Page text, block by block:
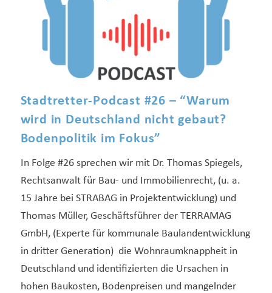
Stadtretter-Podcast #26 – “Warum
wird in Deutschland nicht gebaut?
Bodenpolitik im Fokus”
In Folge #26 sprechen wir mit Dr. Thomas Spiegels,
Rechtsanwalt für Bau- und Immobilienrecht, (u. a.
15 Jahre bei STRABAG in Projektentwicklung) und
Thomas Müller, Geschäftsführer der TERRAMAG
GmbH, (Experte für kommunale Baulandentwicklung
in dritter Generation) die Wohnraumknappheit in
Deutschland und identifizierten die Ursachen in
hohen Baukosten, Bodenpreisen und mangelnder